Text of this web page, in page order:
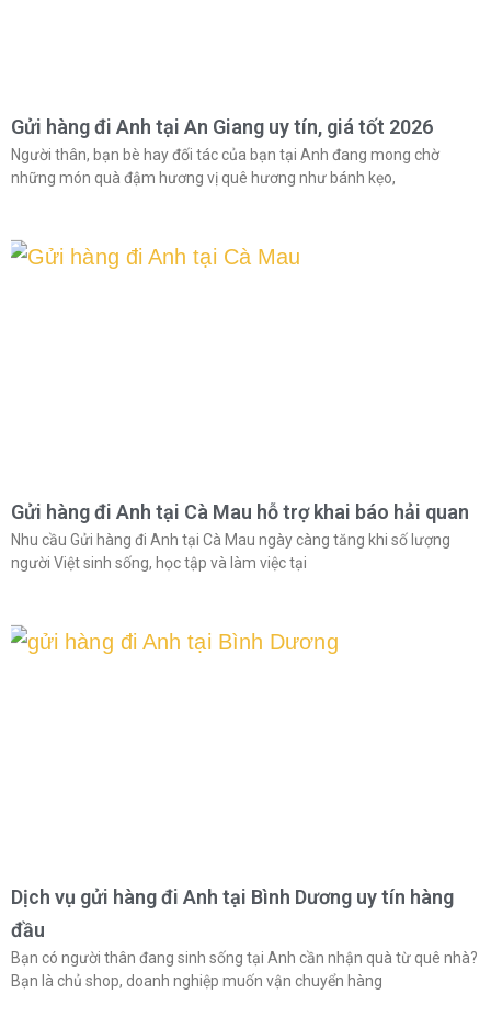
Gửi hàng đi Anh tại An Giang uy tín, giá tốt 2026
Người thân, bạn bè hay đối tác của bạn tại Anh đang mong chờ
những món quà đậm hương vị quê hương như bánh kẹo,
Gửi hàng đi Anh tại Cà Mau hỗ trợ khai báo hải quan
Nhu cầu Gửi hàng đi Anh tại Cà Mau ngày càng tăng khi số lượng
người Việt sinh sống, học tập và làm việc tại
Dịch vụ gửi hàng đi Anh tại Bình Dương uy tín hàng
đầu
Bạn có người thân đang sinh sống tại Anh cần nhận quà từ quê nhà?
Bạn là chủ shop, doanh nghiệp muốn vận chuyển hàng